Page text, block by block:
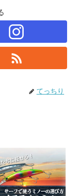
てっちり